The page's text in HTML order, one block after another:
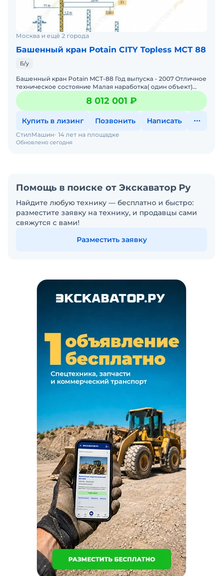
Москва и ещё 2 города
Башенный кран Potain CITY Topless MCT 88
Б/у
Башенный кран Potain MCT-88 Год выпуска - 2007 Отличное
техническое состояние Малая наработка( один объект)
Грузоподъемность - 5 000 кг Вылет стрелы - 53 м
8 012 001 ₽
Купить в лизинг Позвонить Написать
Обновлено сегодня
СтилМашин 14 лет на площадке
Помощь в поиске от Экскаватор Ру
Найдите любую технику — бесплатно и быстро:
разместите заявку на технику, и продавцы сами
свяжутся с вами!
Разместить заявку